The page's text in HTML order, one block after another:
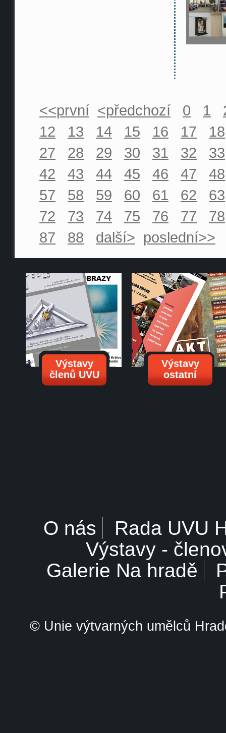
<<první <předchozí 0 1
12
13 14 15 16 17
18
27
28 29 30 31 32
33
42
43 44 45 46 47
48
57
58 59 60 61 62
63
72
73 74 75 76 77
78
87
88 další> poslední>>
Výstavy
členů UVU
Výstavy
ostatní
O nás
Rada UVU
Výstavy -
Galerie Na hradě
© Unie výtvarných umělců